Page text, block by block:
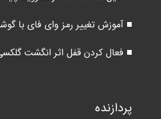
■ آموزش تغییر رمز وای فای با
■ فعال کردن قفل اثر انگشت
پردازنده